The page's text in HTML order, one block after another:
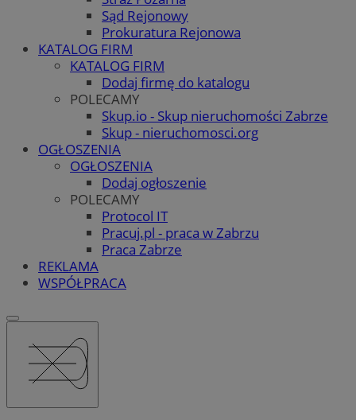
Sąd Rejonowy
Prokuratura Rejonowa
KATALOG FIRM
KATALOG FIRM
Dodaj firmę do katalogu
POLECAMY
Skup.io - Skup nieruchomości Zabrze
Skup - nieruchomosci.org
OGŁOSZENIA
OGŁOSZENIA
Dodaj ogłoszenie
POLECAMY
Protocol IT
Pracuj.pl - praca w Zabrzu
Praca Zabrze
REKLAMA
WSPÓŁPRACA